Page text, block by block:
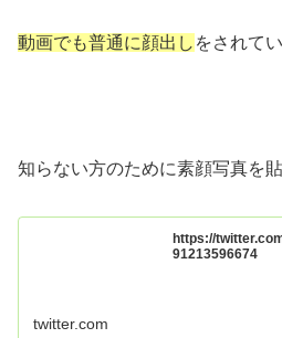
動画でも普通に顔出し をされて
知らない方のために素顔写真を
https://
91213596674
twitter.com